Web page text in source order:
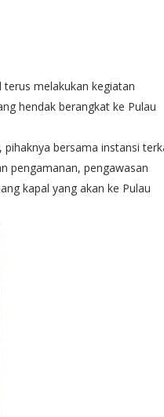
melakukan kegiatan
hendak berangkat ke Pulau
pihaknya bersama instansi
pengamanan, pengawasan
kapal yang akan ke Pulau